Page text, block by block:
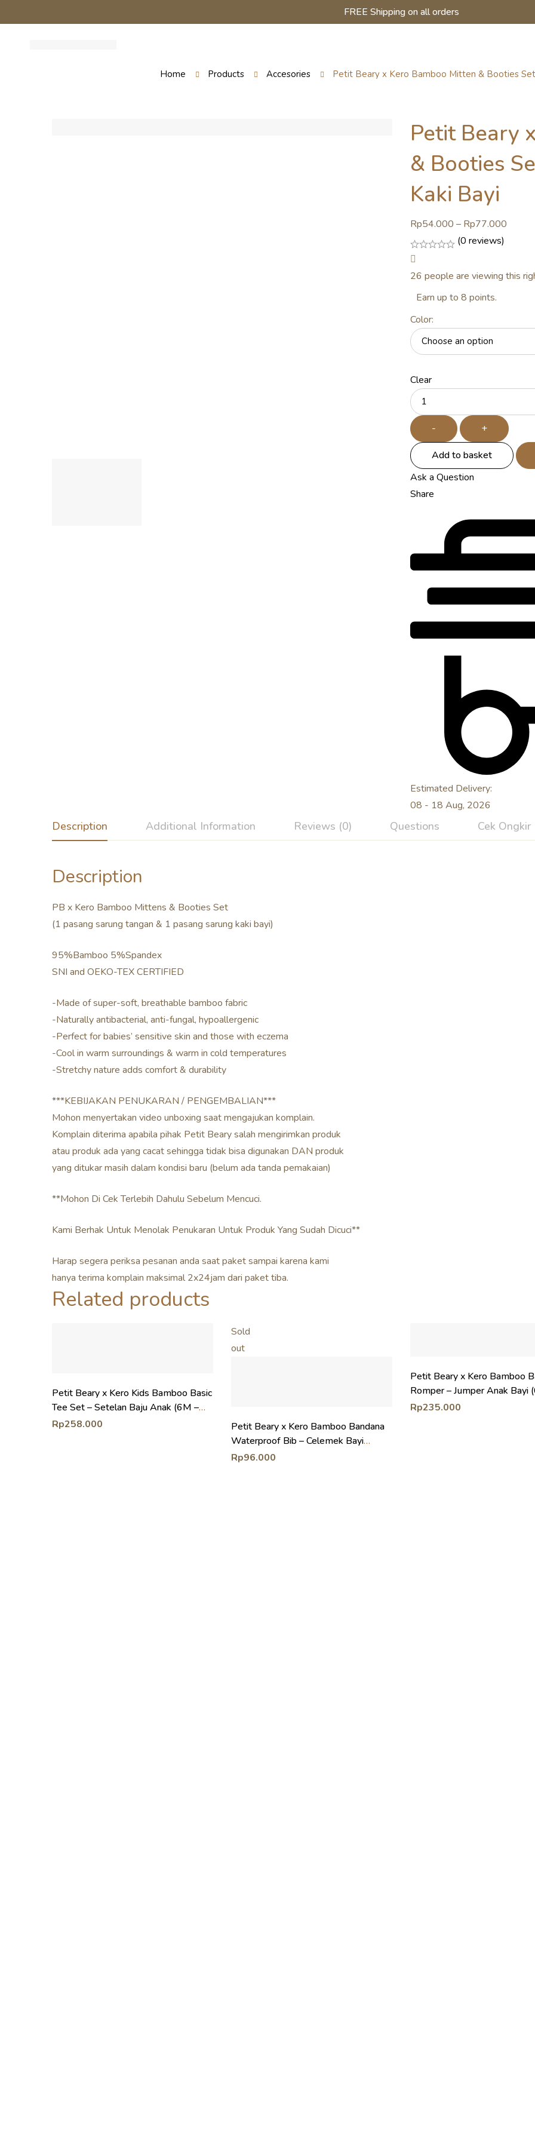
FREE Shipping on all orders
Home Products Accesories Petit Beary x Kero Bamboo Mitten & Booties Set
Petit Beary
& Booties
Kaki Bayi
Rp54.000 – Rp77.000
(0 reviews)
26 people are viewing this
Earn up to 8 points.
Color:
Clear
Quantity
- +
Add to basket
Ask a Question
Share
Estimated Delivery:
08 - 18 Aug, 2026
Description Additional Information Reviews (0) Questions Cek Ongkir
Description
PB x Kero Bamboo Mittens & Booties Set
(1 pasang sarung tangan & 1 pasang sarung kaki bayi)
95%Bamboo 5%Spandex
SNI and OEKO-TEX CERTIFIED
-Made of super-soft, breathable bamboo fabric
-Naturally antibacterial, anti-fungal, hypoallergenic
-Perfect for babies’ sensitive skin and those with eczema
-Cool in warm surroundings & warm in cold temperatures
-Stretchy nature adds comfort & durability
***KEBIJAKAN PENUKARAN / PENGEMBALIAN***
Mohon menyertakan video unboxing saat mengajukan komplain.
Komplain diterima apabila pihak Petit Beary salah mengirimkan produk
atau produk ada yang cacat sehingga tidak bisa digunakan DAN produk
yang ditukar masih dalam kondisi baru (belum ada tanda pemakaian)
**Mohon Di Cek Terlebih Dahulu Sebelum Mencuci.
Kami Berhak Untuk Menolak Penukaran Untuk Produk Yang Sudah Dicuci**
Harap segera periksa pesanan anda saat paket sampai karena kami
hanya terima komplain maksimal 2x24jam dari paket tiba.
Related products
Petit Beary x Kero Kids Bamboo Basic
Tee Set – Setelan Baju Anak (6M –
10Y)
Rp258.000
Sold
out
Petit Beary x Kero Bamboo Bandana
Waterproof Bib – Celemek Bayi
Waterproof
Rp96.000
Petit Beary x Kero Bamboo
Romper – Jumper Anak Bayi
Rp235.000